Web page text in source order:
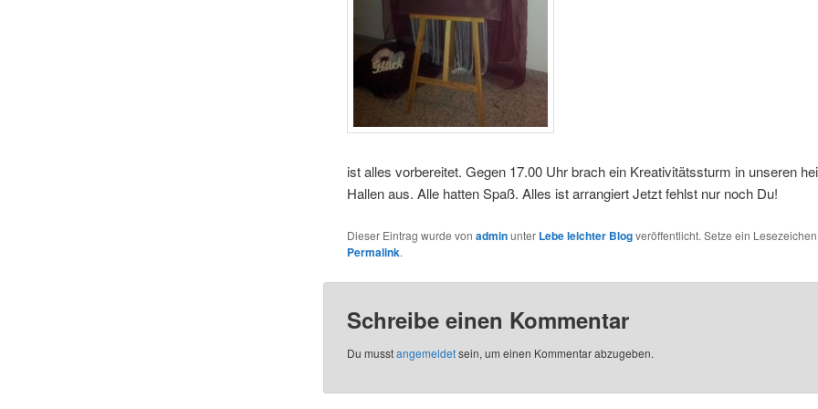
ist alles vorbereitet. Gegen 17.00 Uhr brach ein Kreativitätssturm in unseren
Hallen aus. Alle hatten Spaß. Alles ist arrangiert Jetzt fehlst nur noch Du!
Dieser Eintrag wurde von adminunter Lebe leichter Blogveröffentlicht. Setze ein
Permalink.
Schreibe einen Kommentar
Du musstangemeldetsein, um einen Kommentar abzugeben.